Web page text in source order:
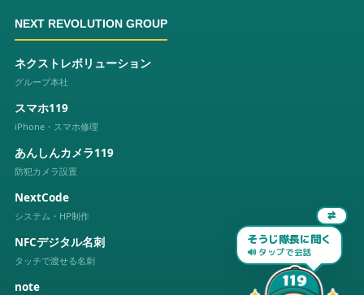
NEXT REVOLUTION GROUP
ネクストレボリューション
グループ本社
スマホ119
iPhone・スマホ修理
あんしんカメラ119
防犯カメラ設置
NextCode
システム・HP制作
NFCデジタル名刺
タッチで渡せる名刺
note
⇄
そうじ隊長に聞く
🔊 タップで会話